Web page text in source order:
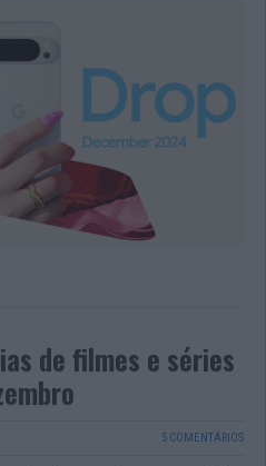
de filmes e séries
5 COMENTÁRIOS